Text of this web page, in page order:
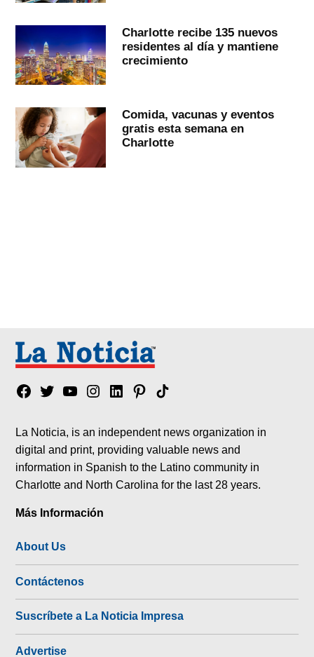
Charlotte recibe 135 nuevos
residentes al día y mantiene
crecimiento
Comida, vacunas y eventos
gratis esta semana en
Charlotte
Facebook
TwitterYouTubeInstagram
LinkedinPinterest
Tik
La Noticia, is an independent news organization in
digital and print, providing valuable news and
information in Spanish to the Latino community in
Charlotte and North Carolina for the last 28 years.
Más Información
About Us
Contáctenos
Suscríbete a La Noticia Impresa
Advertise